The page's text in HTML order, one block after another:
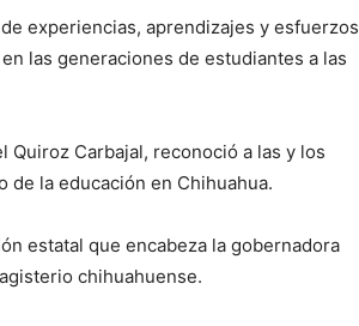
experiencias, aprendizajes y esfuerzos
las generaciones de estudiantes a las
Quiroz Carbajal, reconoció a las y los
de la educación en Chihuahua.
estatal que encabeza la gobernadora
chihuahuense.